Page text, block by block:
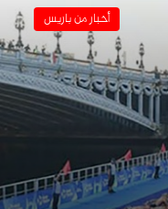
أخبار من باريس